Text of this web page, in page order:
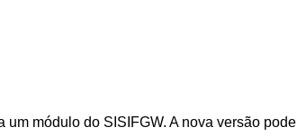
um módulo do SISIFGW. A nova versão pode